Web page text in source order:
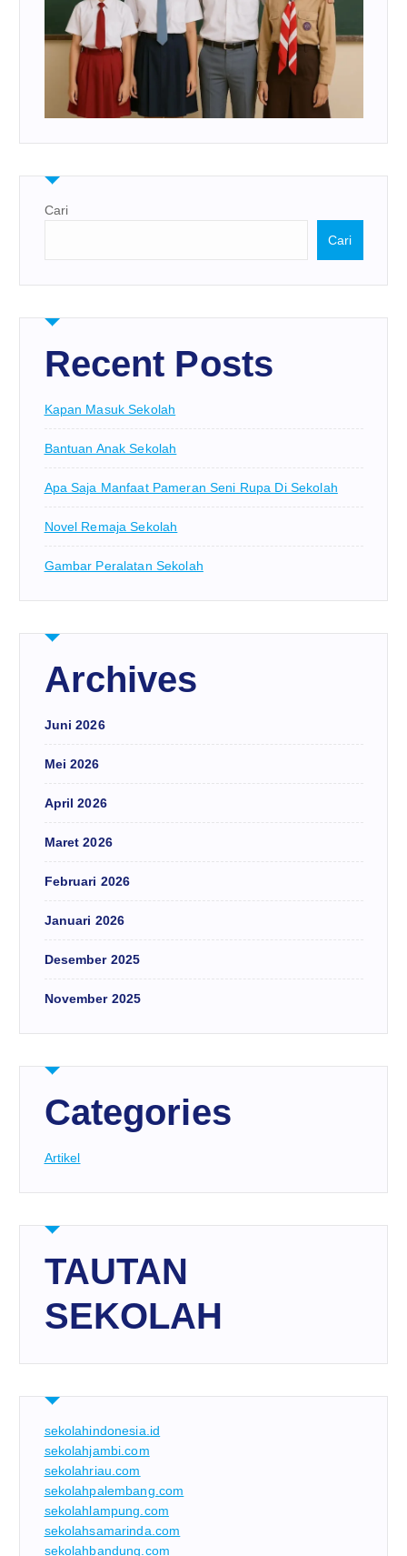
Cari
Cari
Recent Posts
Kapan Masuk Sekolah
Bantuan Anak Sekolah
Apa Saja Manfaat Pameran Seni Rupa Di Sekolah
Novel Remaja Sekolah
Gambar Peralatan Sekolah
Archives
Juni 2026
Mei 2026
April 2026
Maret 2026
Februari 2026
Januari 2026
Desember 2025
November 2025
Categories
Artikel
TAUTAN
SEKOLAH
sekolahindonesia.id
sekolahjambi.com
sekolahriau.com
sekolahpalembang.com
sekolahlampung.com
sekolahsamarinda.com
sekolahbandung.com